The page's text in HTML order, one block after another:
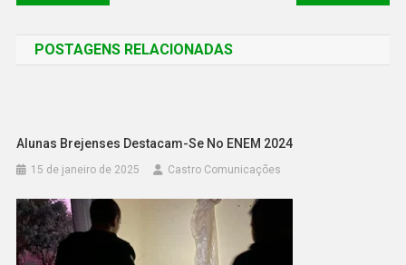
POSTAGENS RELACIONADAS
Alunas Brejenses Destacam-Se No ENEM 2024
15 de janeiro de 2025 Castro Comunicações